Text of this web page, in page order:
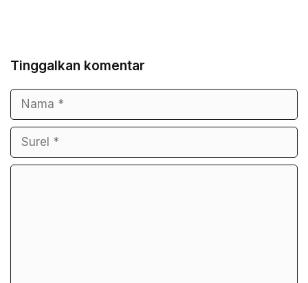
Tinggalkan komentar
Nama
Surel